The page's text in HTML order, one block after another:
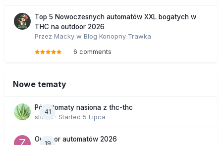
Top 5 Nowoczesnych automatów XXL bogatych w
THC na outdoor 2026
Przez Macky w Blog Konopny Trawka
6 comments
Nowe tematy
41
Półautomaty nasiona z thc-thc
stix33 · Started 5 Lipca
19
Outdoor automatów 2026